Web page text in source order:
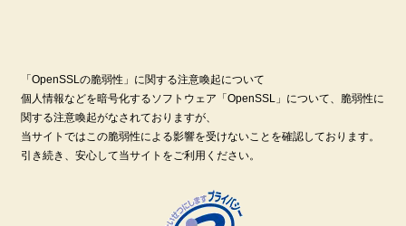
「OpenSSLの脆弱性」に関する注意喚起について
個人情報などを暗号化するソフトウェア「OpenSSL」について、脆弱性に
関する注意喚起がなされておりますが、
当サイトではこの脆弱性による影響を受けないことを確認しております。
引き続き、安心して当サイトをご利用ください。